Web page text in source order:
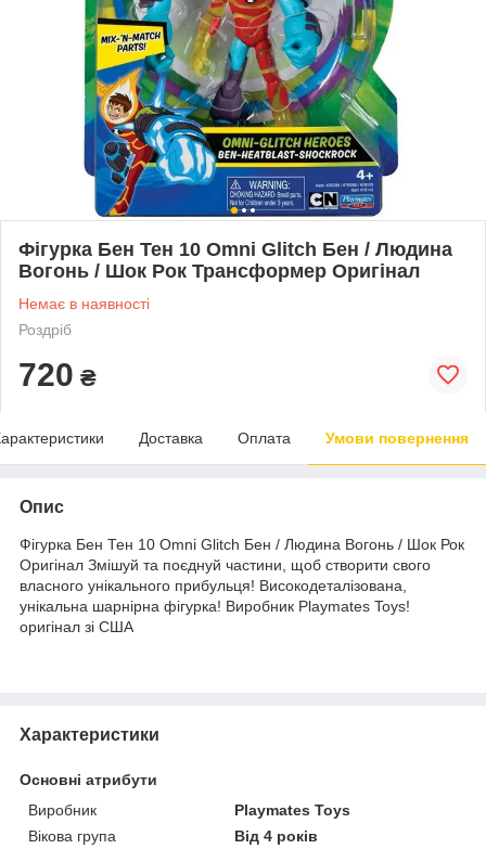
Фігурка Бен Тен 10 Omni Glitch Бен / Людина
Вогонь / Шок Рок Трансформер Оригінал
Немає в наявності
Роздріб
720 ₴
Доставка Оплата Умови повернення
Опис
Фігурка Бен Тен 10 Omni Glitch Бен / Людина Вогонь / Шок Рок
Оригінал Змішуй та поєднуй частини, щоб створити свого
власного унікального прибульця! Високодеталізована,
унікальна шарнірна фігурка! Виробник Playmates Toys!
оригінал зі США
Характеристики
Основні атрибути
Виробник
Playmates Toys
Вікова група
Від 4 років